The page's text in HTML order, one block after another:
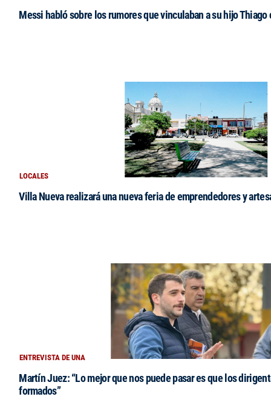
Messi habló sobre los rumores que vinculaban a su hijo Thiago
LOCALES
Villa Nueva realizará una nueva feria de emprendedores y
ENTREVISTA DE UNA
Martín Juez: “Lo mejor que nos puede pasar es que los
formados”